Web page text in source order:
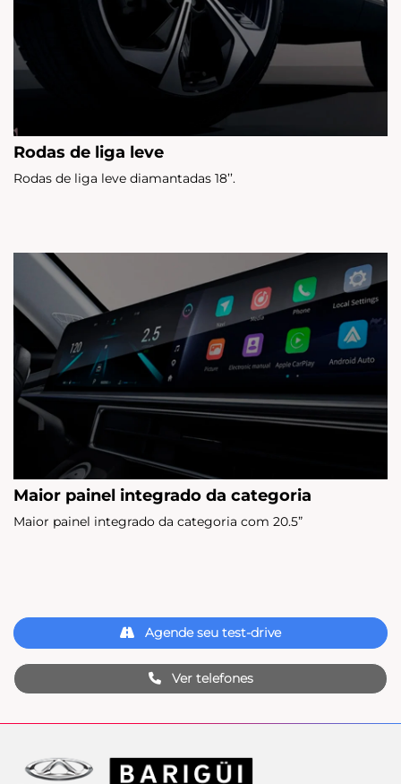
Rodas de liga leve
Rodas de liga leve diamantadas 18’’.
Maior painel integrado da categoria
Maior painel integrado da categoria com 20.5”
Ver telefones
Agende seu test-drive